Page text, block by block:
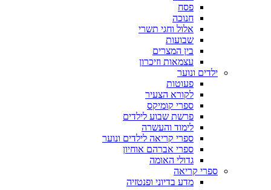
פסח
חנוכה
אלול וחגי תשרי
שבועות
בין המצרים
עצמאות וזיכרון
ילדים ונוער
פעוטות
לקורא הצעיר
ספרי קומיקס
פרשת שבוע לילדים
לימוד והעשרה
ספרי קריאה לילדים ונוער
ספרי אברהם אוחיון
גדולי האומה
ספרי קריאה
מדע בדיוני ופנטזיה